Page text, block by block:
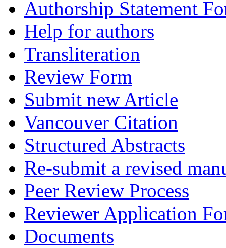
Authorship Statement
Help for authors
Transliteration
Review Form
Submit new Article
Vancouver Citation
Structured Abstracts
Re-submit a revised
Peer Review Process
Reviewer Application
Documents